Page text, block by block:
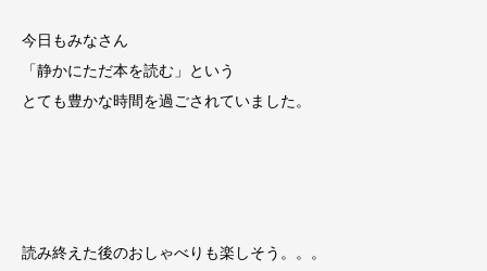
今日もみなさん
「静かにただ本を読む」という
とても豊かな時間を過ごされていました。
読み終えた後のおしゃべりも楽しそう。。。